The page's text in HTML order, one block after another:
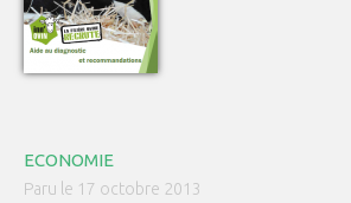
ECONOMIE
Paru le 17 octobre 2013